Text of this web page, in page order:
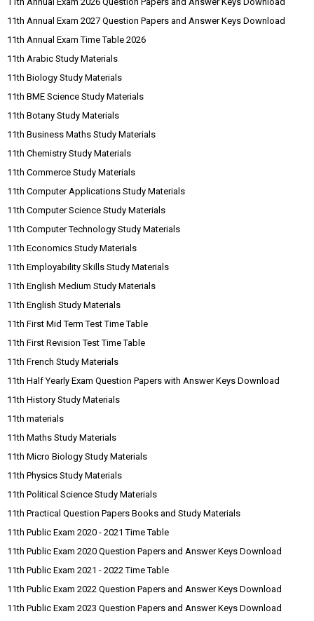
11th Annual Exam 2027 Question Papers and Answer Keys Download
11th Annual Exam Time Table 2026
11th Arabic Study Materials
11th Biology Study Materials
11th BME Science Study Materials
11th Botany Study Materials
11th Business Maths Study Materials
11th Chemistry Study Materials
11th Commerce Study Materials
11th Computer Applications Study Materials
11th Computer Science Study Materials
11th Computer Technology Study Materials
11th Economics Study Materials
11th Employability Skills Study Materials
11th English Medium Study Materials
11th English Study Materials
11th First Mid Term Test Time Table
11th First Revision Test Time Table
11th French Study Materials
11th Half Yearly Exam Question Papers with Answer Keys Download
11th History Study Materials
11th materials
11th Maths Study Materials
11th Micro Biology Study Materials
11th Physics Study Materials
11th Political Science Study Materials
11th Practical Question Papers Books and Study Materials
11th Public Exam 2020 - 2021 Time Table
11th Public Exam 2020 Question Papers and Answer Keys Download
11th Public Exam 2021 - 2022 Time Table
11th Public Exam 2022 Question Papers and Answer Keys Download
11th Public Exam 2023 Question Papers and Answer Keys Download